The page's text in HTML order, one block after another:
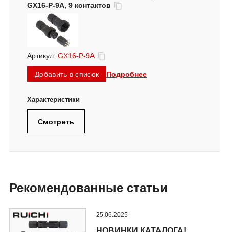
GX16-P-9A, 9 контактов
Артикул: GX16-P-9A
Добавить в список Подробнее
Смотреть
Рекомендованные статьи
25.06.2025